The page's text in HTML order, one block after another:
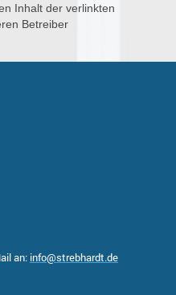
Inhalt der verlinkten
Betreiber
an: info@strebhardt.de